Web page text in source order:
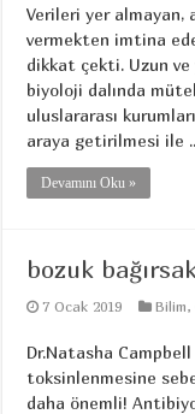
Verileri yer almayan,
vermekten imtina
dikkat çekti. Uzun ve
biyoloji dalında
uluslararası
araya getirilmesi ile
Devamını Oku »
bozuk
7 Ocak 2019 Bilim,
Dr.Natasha
toksinlenmesine
daha önemli!